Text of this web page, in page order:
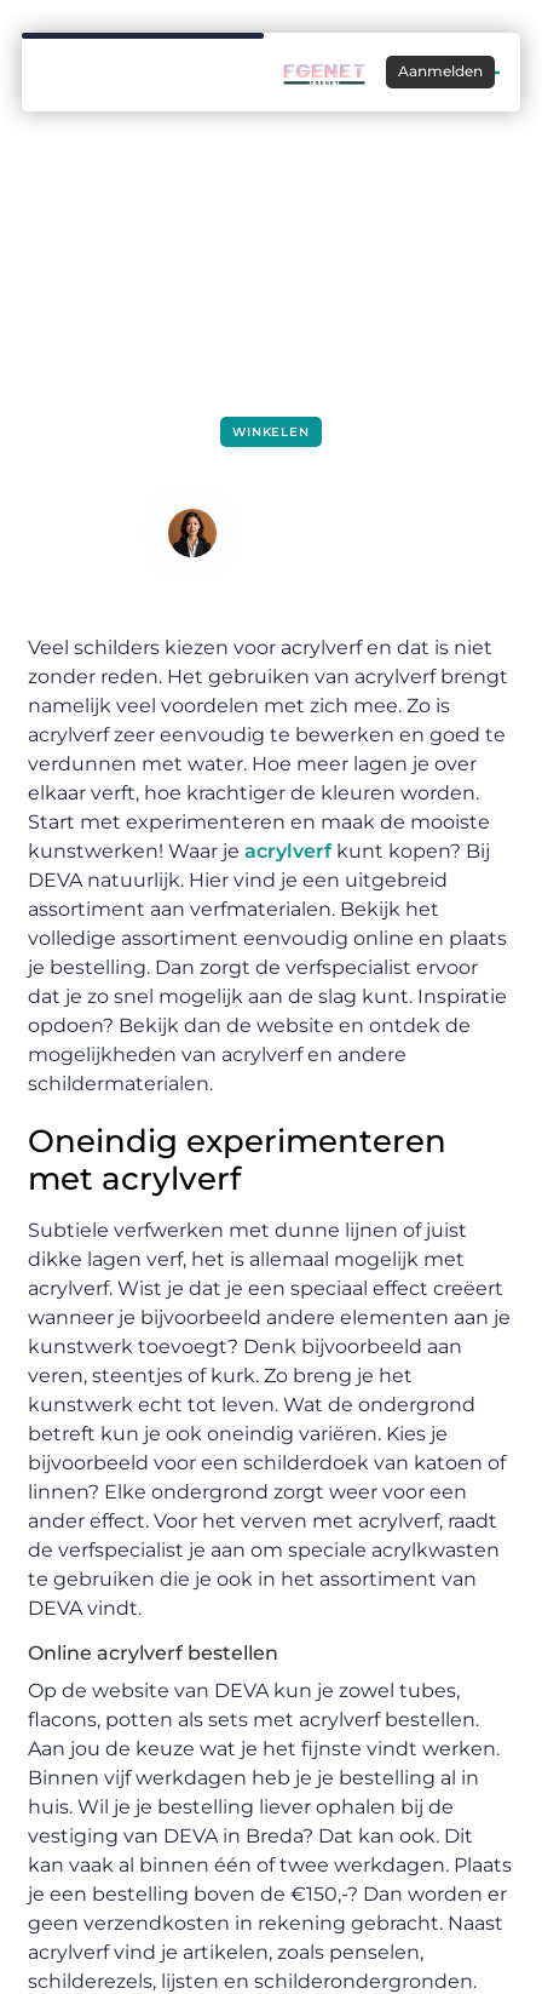
Aanmelden
WINKELEN
Veel schilders kiezen voor acrylverf en dat is niet
zonder reden. Het gebruiken van acrylverf brengt
namelijk veel voordelen met zich mee. Zo is
acrylverf zeer eenvoudig te bewerken en goed te
verdunnen met water. Hoe meer lagen je over
elkaar verft, hoe krachtiger de kleuren worden.
Start met experimenteren en maak de mooiste
kunstwerken! Waar jeacrylverfkunt kopen? Bij
DEVA natuurlijk. Hier vind je een uitgebreid
assortiment aan verfmaterialen. Bekijk het
volledige assortiment eenvoudig online en plaats
je bestelling. Dan zorgt de verfspecialist ervoor
dat je zo snel mogelijk aan de slag kunt. Inspiratie
opdoen? Bekijk dan de website en ontdek de
mogelijkheden van acrylverf en andere
schildermaterialen.
Oneindig experimenteren
met acrylverf
Subtiele verfwerken met dunne lijnen of juist
dikke lagen verf, het is allemaal mogelijk met
acrylverf. Wist je dat je een speciaal effect creëert
wanneer je bijvoorbeeld andere elementen aan je
kunstwerk toevoegt? Denk bijvoorbeeld aan
veren, steentjes of kurk. Zo breng je het
kunstwerk echt tot leven. Wat de ondergrond
betreft kun je ook oneindig variëren. Kies je
bijvoorbeeld voor een schilderdoek van katoen of
linnen? Elke ondergrond zorgt weer voor een
ander effect. Voor het verven met acrylverf, raadt
de verfspecialist je aan om speciale acrylkwasten
te gebruiken die je ook in het assortiment van
DEVA vindt.
Online acrylverf bestellen
Op de website van DEVA kun je zowel tubes,
flacons, potten als sets met acrylverf bestellen.
Aan jou de keuze wat je het fijnste vindt werken.
Binnen vijf werkdagen heb je je bestelling al in
huis. Wil je je bestelling liever ophalen bij de
vestiging van DEVA in Breda? Dat kan ook. Dit
kan vaak al binnen één of twee werkdagen. Plaats
je een bestelling boven de €150,-? Dan worden er
geen verzendkosten in rekening gebracht. Naast
acrylverf vind je artikelen, zoals penselen,
schilderezels, lijsten en schilderondergronden.